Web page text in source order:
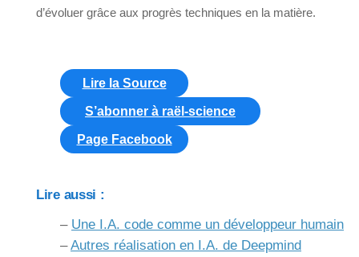
d’évoluer grâce aux progrès techniques en la matière.
Lire la Source
S’abonner à raël-science
Page Facebook
Lire aussi :
– Une I.A. code comme un développeur humain
–Autres réalisation en I.A. de Deepmind